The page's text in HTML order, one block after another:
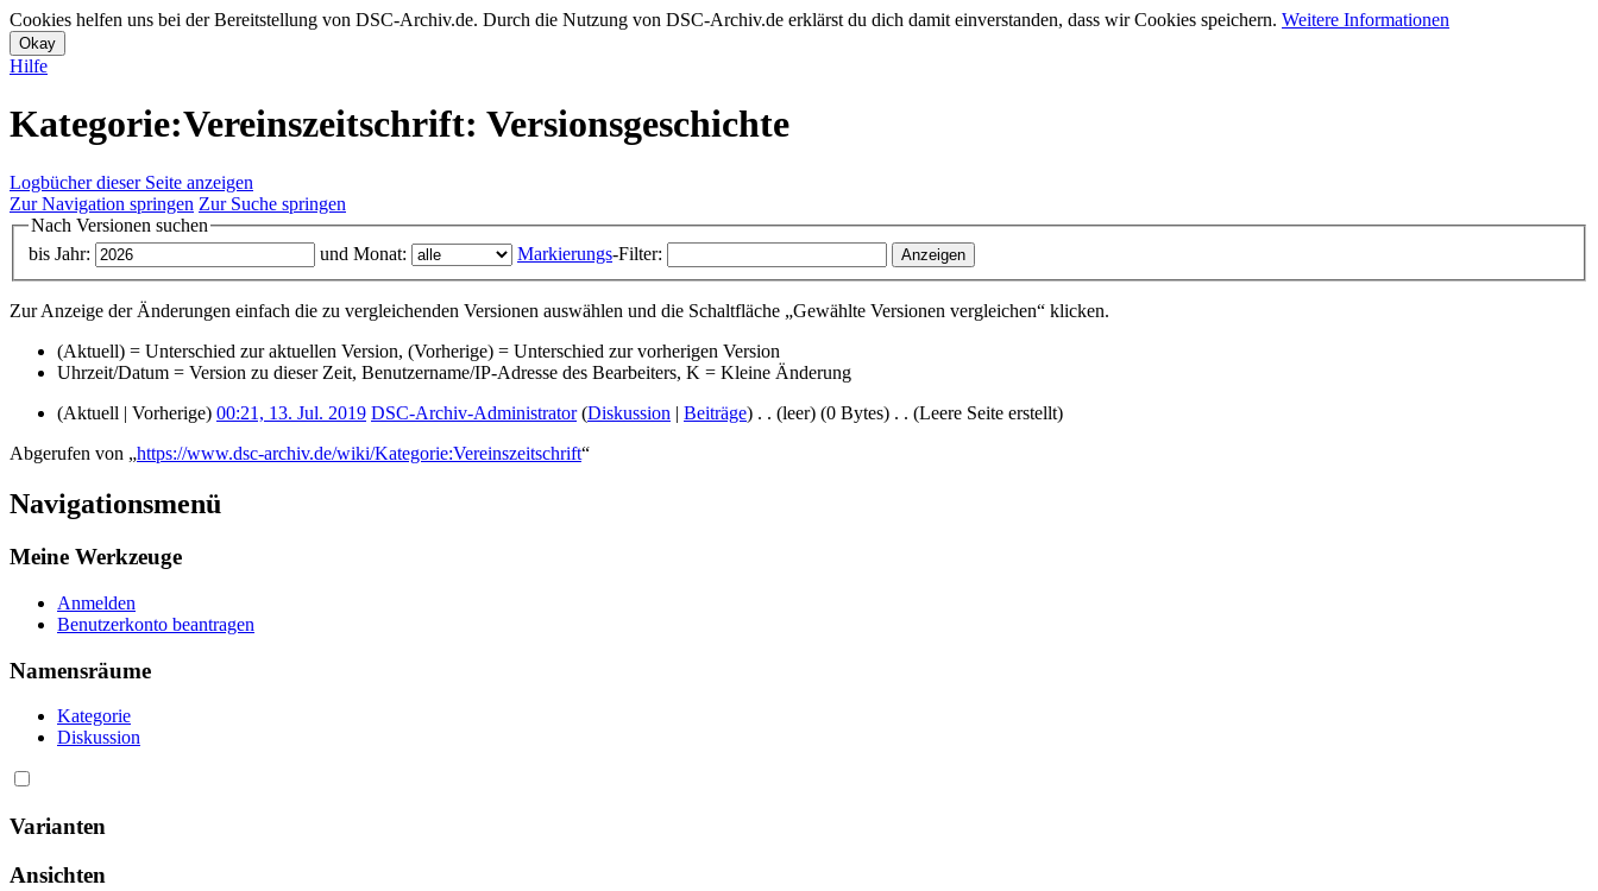
Cookies helfen uns bei der Bereitstellung von DSC-Archiv.de. Durch die Nutzung von DSC-Archiv.de erklärst du dich damit einverstanden, dass wir Cookies speichern. Weitere Informationen
Hilfe
Kategorie:Vereinszeitschrift: Versionsgeschichte
Logbücher dieser Seite anzeigen
Zur Navigation springen Zur Suche springen
Nach Versionen suchen
bis Jahr:
und Monat: Markierungs-Filter:
Zur Anzeige der Änderungen einfach die zu vergleichenden Versionen auswählen und die Schaltfläche „Gewählte Versionen vergleichen“ klicken.
(Aktuell) = Unterschied zur aktuellen Version, (Vorherige) = Unterschied zur vorherigen Version
Uhrzeit/Datum = Version zu dieser Zeit, Benutzername/IP-Adresse des Bearbeiters, K = Kleine Änderung
(Aktuell | Vorherige) 00:21, 13. Jul. 2019 DSC-Archiv-Administrator (Diskussion Beiträge) . . (leer) (0 Bytes) . . (Leere Seite erstellt)
Abgerufen von „https://www.dsc-archiv.de/wiki/Kategorie:Vereinszeitschrift“
Navigationsmenü
Meine Werkzeuge
Anmelden
Benutzerkonto beantragen
Namensräume
Kategorie
Diskussion
Varianten
Ansichten